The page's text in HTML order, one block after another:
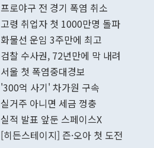
무너졌
함께 4
"우리의
며 월간
196.9%
수출은
기록했
로 전환
프로야구 전 경기 폭염 취소
고령 취업자 첫 1000만명 돌파
화물선 운임 3주만에 최고
검찰 수사권, 72년만에 막 내려
서울 첫 폭염중대경보
'300억 사기' 차가원 구속
실거주 아니면 세금 껑충
실적 발표 앞둔 스페이스X
[히든스테이지] 즌·오아 첫 도전